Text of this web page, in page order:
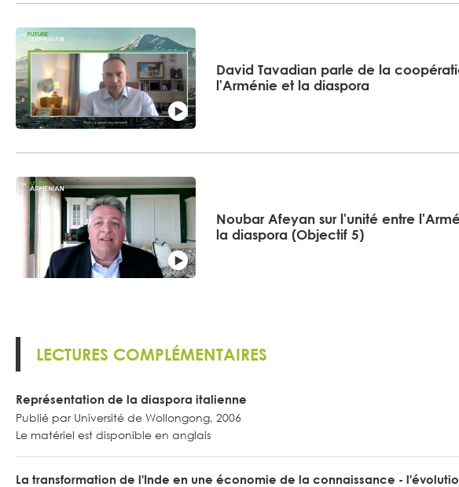
David Tavadian parle de la
l'Arménie et la diaspora
Noubar Afeyan sur l'unité entre
la diaspora (Objectif 5)
LECTURES COMPLÉMENTAIRES
Représentation de la diaspora italienne
Publié par Université de Wollongong, 2006
Le matériel est disponible en anglais
La transformation de l'Inde en une économie de la connaissance -